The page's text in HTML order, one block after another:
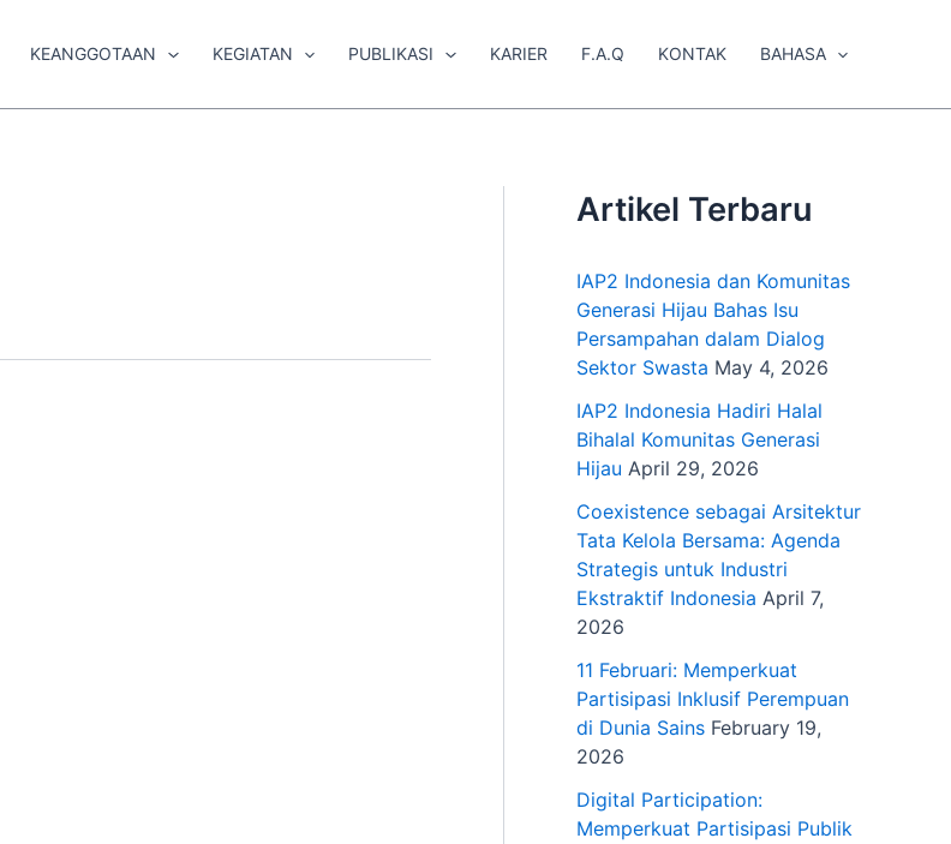
KEANGGOTAAN KEGIATAN PUBLIKASI KARIER F.A.Q KONTAK BAHASA
Artikel Terbaru
IAP2 Indonesia dan Komunitas
Generasi Hijau Bahas Isu
Persampahan dalam Dialog
Sektor Swasta May 4, 2026
IAP2 Indonesia Hadiri Halal
Bihalal Komunitas Generasi
Hijau April 29, 2026
Coexistence sebagai Arsitektur
Tata Kelola Bersama: Agenda
Strategis untuk Industri
Ekstraktif Indonesia April 7,
2026
11 Februari: Memperkuat
Partisipasi Inklusif Perempuan
di Dunia Sains February 19,
2026
Digital Participation:
Memperkuat Partisipasi Publik